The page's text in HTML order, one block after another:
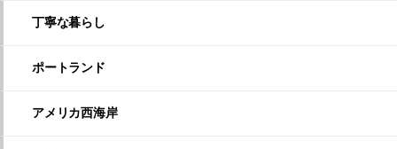
丁寧な暮らし
ポートランド
アメリカ西海岸